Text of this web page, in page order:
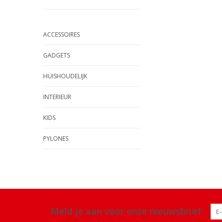
ACCESSOIRES
GADGETS
HUISHOUDELIJK
INTERIEUR
KIDS
PYLONES
Meld je aan voor onze nieuwsbrief: